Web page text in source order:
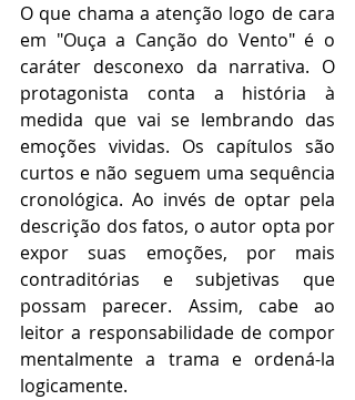
O que chama a atenção logo de cara
em "Ouça a Canção do Vento" é o
caráter desconexo da narrativa. O
protagonista conta a história à
medida que vai se lembrando das
emoções vividas. Os capítulos são
curtos e não seguem uma sequência
cronológica. Ao invés de optar pela
descrição dos fatos, o autor opta por
expor suas emoções, por mais
contraditórias e subjetivas que
possam parecer. Assim, cabe ao
leitor a responsabilidade de compor
mentalmente a trama e ordená-la
logicamente.